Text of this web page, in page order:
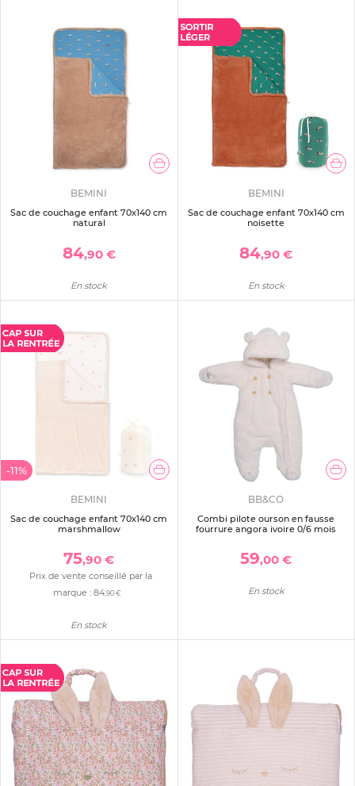
BEMINI
Sac de couchage enfant 70x140 cm
natural
84,90 €
En stock
BEMINI
Sac de couchage enfant 70x140 cm
noisette
84,90 €
En stock
-11%
BEMINI
Sac de couchage enfant 70x140 cm
marshmallow
75,90 €
Prix de vente conseillé par la
marque :84,90 €
En stock
BB&CO
Combi pilote ourson en fausse
fourrure angora ivoire 0/6 mois
59,00 €
En stock